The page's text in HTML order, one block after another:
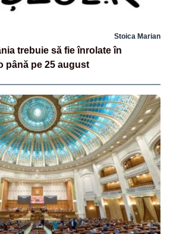
Stoica Marian
trebuie să fie înrolate în
până pe 25 august